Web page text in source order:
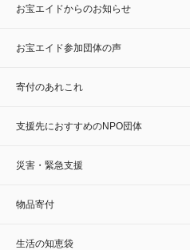
お宝エイドからのお知らせ
お宝エイド参加団体の声
寄付のあれこれ
支援先におすすめのNPO団体
災害・緊急支援
物品寄付
生活の知恵袋